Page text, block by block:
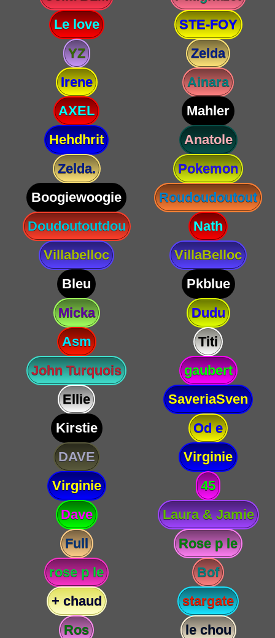
Le love
STE-FOY
YZ
Zelda
Irene
Ainara
AXEL
Mahler
Hehdhrit
Anatole
Zelda.
Pokemon
Boogiewoogie
Roudoudoutout
Doudoutoutdou
Nath
Villabelloc
VillaBelloc
Bleu
Pkblue
Micka
Dudu
Asm
Titi
John Turquois
gaubert
Ellie
SaveriaSven
Kirstie
Od e
DAVE
Virginie
Virginie
45
Dave
Laura & Jamie
Full
Rose p le
rose p le
Bof
+ chaud
stargate
Ros
le chou